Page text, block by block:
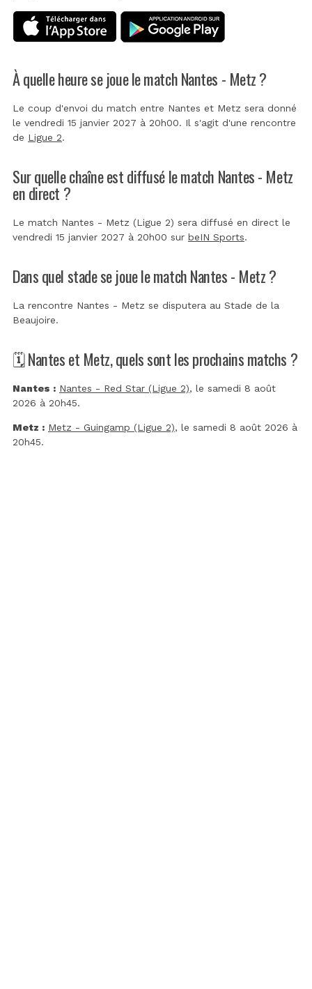
À quelle heure se joue le match Nantes - Metz ?
Le coup d'envoi du match entre Nantes et Metz sera donné
le vendredi 15 janvier 2027 à 20h00. Il s'agit d'une rencontre
de Ligue 2.
Sur quelle chaîne est diffusé le match Nantes - Metz
en direct ?
Le match Nantes - Metz (Ligue 2) sera diffusé en direct le
vendredi 15 janvier 2027 à 20h00 sur beIN Sports.
Dans quel stade se joue le match Nantes - Metz ?
La rencontre Nantes - Metz se disputera au Stade de la
Beaujoire.
🗓️ Nantes et Metz, quels sont les prochains matchs ?
Nantes : Nantes - Red Star (Ligue 2), le samedi 8 août
2026 à 20h45.
Metz : Metz - Guingamp (Ligue 2), le samedi 8 août 2026 à
20h45.